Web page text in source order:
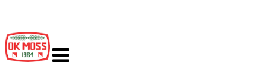
navigasjon